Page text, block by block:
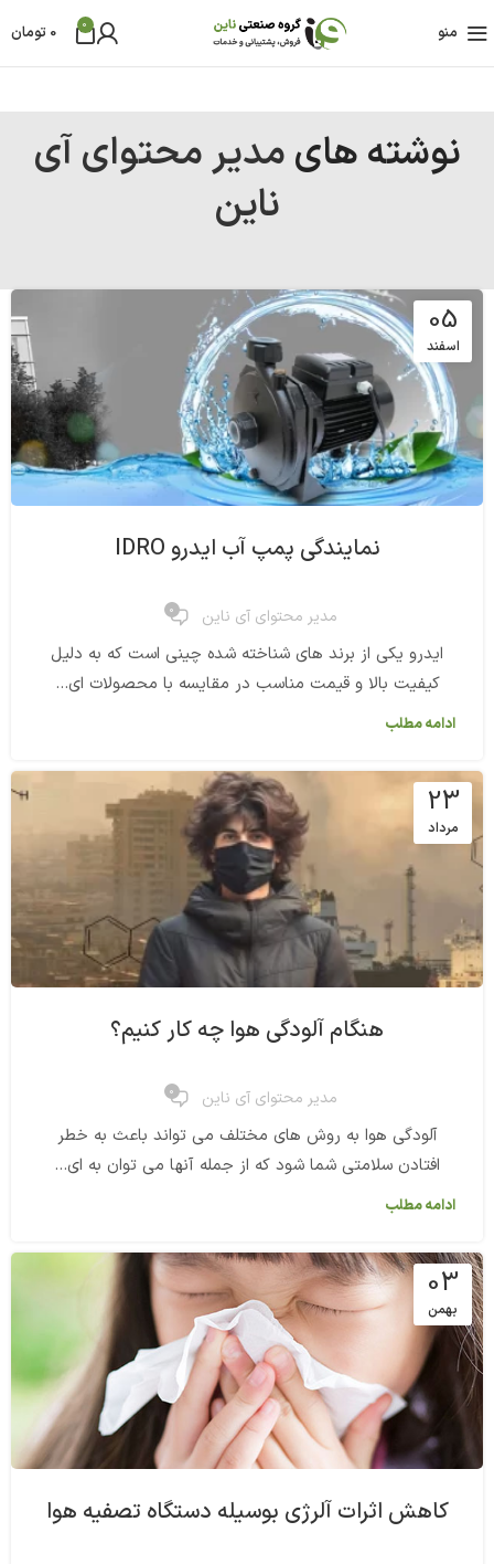
منو 0
0 تومان
نوشته هایمدیر محتوای آی
ناین
05
اسفند
نمایندگی پمپ آب ایدرو IDRO
مدیر محتوای آی ناین 0
ایدرو یکی از برند های شناخته شده چینی است که به دلیل
کیفیت بالا و قیمت مناسب در مقایسه با محصولات ای...
ادامه مطلب
23
مرداد
هنگام آلودگی هوا چه کار کنیم؟
مدیر محتوای آی ناین 0
آلودگی هوا به روش های مختلف می تواند باعث به خطر
افتادن سلامتی شما شود که از جمله آنها می توان به ای...
ادامه مطلب
03
بهمن
کاهش اثرات آلرژی بوسیله دستگاه تصفیه هوا